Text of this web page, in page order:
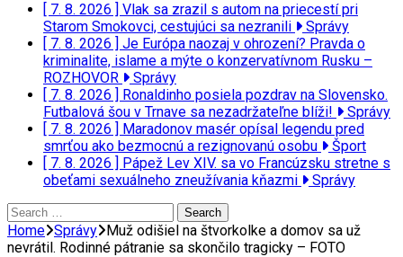
[ 7. 8. 2026 ] Vlak sa zrazil s autom na priecestí pri
Starom Smokovci, cestujúci sa nezranili
Správy
[ 7. 8. 2026 ] Je Európa naozaj v ohrození? Pravda o
kriminalite, islame a mýte o konzervatívnom Rusku –
ROZHOVOR
Správy
[ 7. 8. 2026 ] Ronaldinho posiela pozdrav na Slovensko.
Futbalová šou v Trnave sa nezadržateľne blíži!
Správy
[ 7. 8. 2026 ] Maradonov masér opísal legendu pred
smrťou ako bezmocnú a rezignovanú osobu
Šport
[ 7. 8. 2026 ] Pápež Lev XIV. sa vo Francúzsku stretne s
obeťami sexuálneho zneužívania kňazmi
Správy
Search
for:
Home Správy Muž odišiel na štvorkolke a domov sa už
nevrátil. Rodinné pátranie sa skončilo tragicky – FOTO